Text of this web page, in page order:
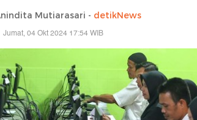
Mutiarasari - detikNews
Jumat, 04 Okt 2024 17:54 WIB